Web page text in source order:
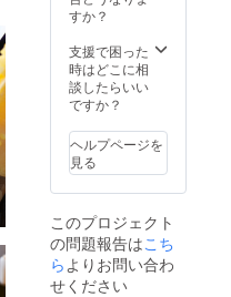
リー&グ
ルテン
フリー
スイー
容はお
任せに
なりま
す。
すか？
支援で困った
時はどこに相
談したらいい
ですか？
ヘルプページを
見る
このプロジェクト
の問題報告はこち
ら よりお問い合わ
せください